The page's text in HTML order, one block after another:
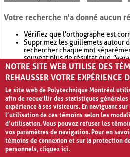
Votre recherche n'a donné aucun
Vérifiez que l'orthographe est
Supprimez les guillemets autour
rechercher chaque mot
souvent plus de résultat que
Envisagez d'élargir votre
retournera souvent plus de
NOTRE SITE WEB UTILISE DES
REHAUSSER VOTRE EXPÉRIENCE
Le site web de Polytechnique Montréal
afin de recueillir des statistiques
expérience à ses visiteurs. En naviguant
l’utilisation de ces témoins selon les
d’utilisation. Vous pouvez refuser les
vos paramètres de navigation. Pour en
témoins de connexion et sur la protection
personnels,cliquez ici.